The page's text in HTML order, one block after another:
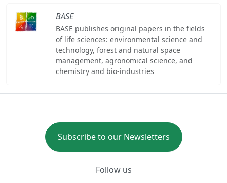
BASE
BASE publishes original papers in the fields
of life sciences: environmental science and
technology, forest and natural space
management, agronomical science, and
chemistry and bio-industries
Subscribe to our Newsletters
Follow us